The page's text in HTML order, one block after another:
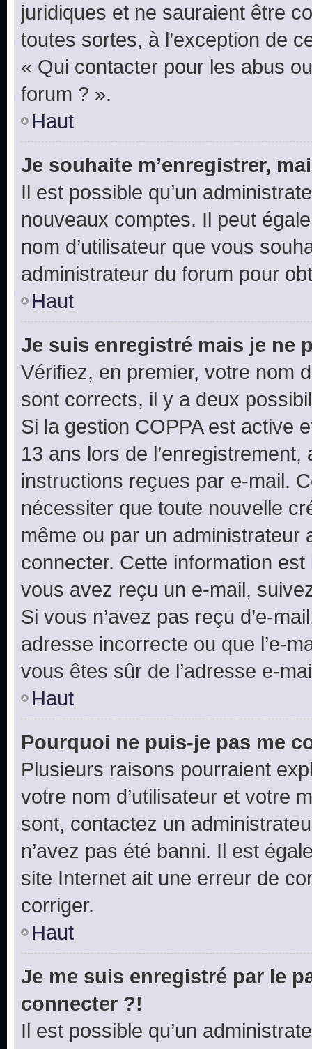
juridiques et ne sauraient être
toutes sortes, à l’exception de
« Qui contacter pour les abus
forum ? ».
Haut
Je souhaite m’enregistrer,
Il est possible qu’un
nouveaux comptes. Il peut
nom d’utilisateur que vous
administrateur du forum pour
Haut
Je suis enregistré mais je ne
Vérifiez, en premier, votre nom
sont corrects, il y a deux
Si la gestion COPPA est active
13 ans lors de
instructions reçues par e-mail.
nécessiter que toute nouvelle
même ou par un
connecter. Cette information
vous avez reçu un e-mail,
Si vous n’avez pas reçu d’e-
adresse incorrecte ou que l’e-
vous êtes sûr de l’adresse e-
Haut
Pourquoi ne puis-je pas me
Plusieurs raisons pourraient
votre nom d’utilisateur et votre
sont, contactez un
n’avez pas été banni. Il est
site Internet ait une erreur de
corriger.
Haut
Je me suis enregistré par le
connecter ?!
Il est possible qu’un